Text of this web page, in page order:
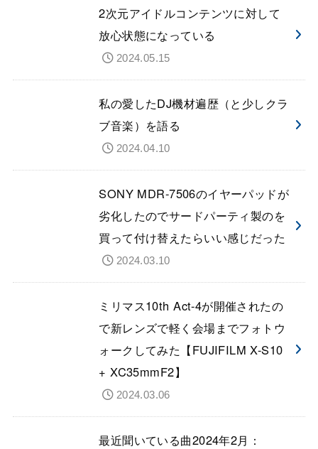
2次元アイドルコンテンツに対して
放心状態になっている
2024.05.15
私の愛したDJ機材遍歴（と少しクラ
ブ音楽）を語る
2024.04.10
SONY MDR-7506のイヤーパッドが
劣化したのでサードパーティ製のを
買って付け替えたらいい感じだった
2024.03.10
ミリマス10th Act-4が開催されたの
で新レンズで軽く会場までフォトウ
ォークしてみた【FUJIFILM X-S10
+ XC35mmF2】
2024.03.06
最近聞いている曲2024年2月：